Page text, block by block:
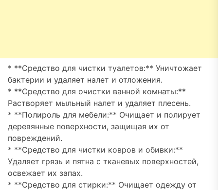
* **Средство для чистки туалетов:** Уничтожает
бактерии и удаляет налет и отложения.
* **Средство для очистки ванной комнаты:**
Растворяет мыльный налет и удаляет плесень.
* **Полироль для мебели:** Очищает и полирует
деревянные поверхности, защищая их от
повреждений.
* **Средство для чистки ковров и обивки:**
Удаляет грязь и пятна с тканевых поверхностей,
освежает их запах.
* **Средство для стирки:** Очищает одежду от